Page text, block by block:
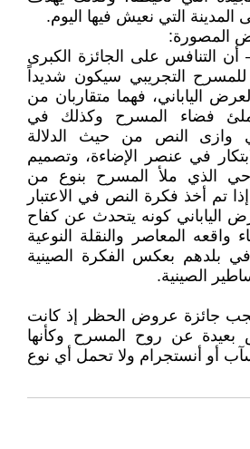
التي نعيش فيها اليوم.
المصورة:
التنافس على الجائزة الكبرى
التجريبي سيكون شديداً
الياباني، فهما متقاربان من
فضاء المسرح وكذلك في
وازى النص من حيث الدلالة
في عنصر الإضاءة، وتصميم
الذي ملأ المسرح بنوع من
تم أخذ فكرة النص في الاعتبار
الياباني كونه يتحدث عن كفاح
واقعه المعاصر والنقلة النوعية
في بلدهم بعكس الفكرة الصينية
الصينية.
جائزة عروض الحظر إذ كانت
عن روح المسرح وكأنها
أو أنستجرام ولا تحمل أي نوع